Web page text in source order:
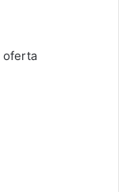
oferta